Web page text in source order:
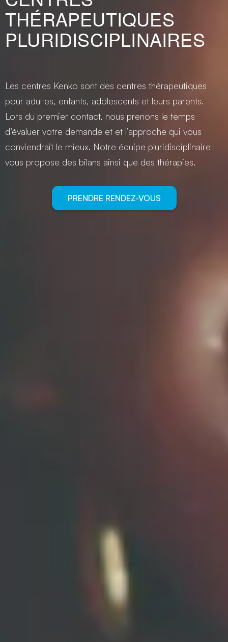
THÉRAPEUTIQUES
PLURIDISCIPLINAIRES
Les centres Kenko sont des centres thérapeutiques
pour adultes, enfants, adolescents et leurs parents.
Lors du premier contact, nous prenons le temps
d’évaluer votre demande et et l’approche qui vous
conviendrait le mieux. Notre équipe pluridisciplinaire
vous propose des bilans ainsi que des thérapies.
PRENDRE RENDEZ-VOUS